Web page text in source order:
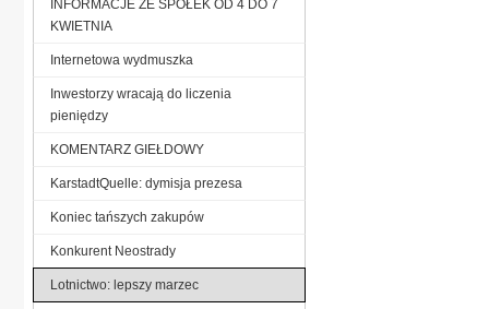
INFORMACJE ZE SPÓŁEK OD 4 DO 7
KWIETNIA
Internetowa wydmuszka
Inwestorzy wracają do liczenia
pieniędzy
KOMENTARZ GIEŁDOWY
KarstadtQuelle: dymisja prezesa
Koniec tańszych zakupów
Konkurent Neostrady
Lotnictwo: lepszy marzec